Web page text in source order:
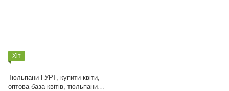
Хіт
Тюльпани ГУРТ, купити квіти,
оптова база квітів, тюльпани